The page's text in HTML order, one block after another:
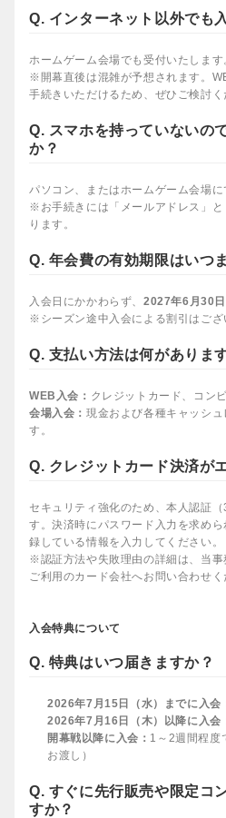
Q. インターネット以外でも
ホームゲーム会場でも受付いたします
※開幕直後は混雑が予想されます。
手続きいただけるため、ぜひご検討く
Q. スマホを持っていないの
か？
パソコン、またはホームゲーム会場に
※お手続きには「メールアドレス」と
ります。
Q. 年会費の有効期限はいつ
入会日にかかわらず、 2027年6月30
※シーズン途中入会による割引はござ
Q. 支払い方法は何がありま
WEB入会： クレジットカード、コン
会場入会： 現金および各種キャッシ
す。
Q. クレジットカード決済が
セキュリティ強化のため、本人認証
す。決済時にパスワード入力を求め
録している情報を入力してください。
※認証方法や失敗理由の詳細は、当事
ご利用のカード会社へお問い合わせく
入会特典について
Q. 特典はいつ届きますか？
2026年7月15日（水）までに入会
2026年7月16日（木）以降に入会
開幕戦以降に入会： 1～2週間程度
お渡し）
Q. すぐに先行販売や限定コ
すか？